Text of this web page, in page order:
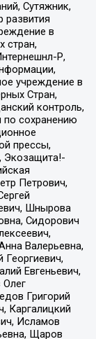
Сутяжник,
в
стран,
Р,
учреждение в
Стран,
контроль,
по сохранению
прессы,
Экозащита!-
Петрович,
Шнырова
Сидорович
Валерьевна,
Георгиевич,
Евгеньевич,
Олег
Григорий
Каргалицкий
Исламов
Щаров